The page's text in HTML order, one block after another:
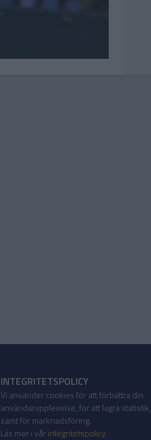
INTEGRITETSPOLICY
Vi använder cookies för att förbättra din
användarupplevelse, för att lagra statistik,
samt för marknadsföring.
Läs mer i vår integritetspolicy.